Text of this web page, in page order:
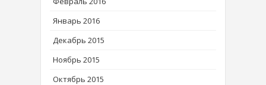
Январь 2016
Декабрь 2015
Ноябрь 2015
Октябрь 2015